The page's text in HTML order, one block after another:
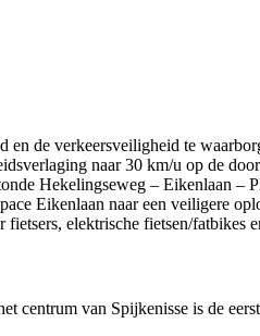
en de verkeersveiligheid te
naar 30 km/u op de
Hekelingseweg – Eikenlaan –
Eikenlaan naar een veiligere
elektrische fietsen/fatbikes
centrum van Spijkenisse is de